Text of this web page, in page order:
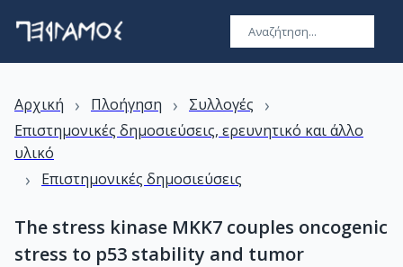
Αρχική › Πλοήγηση › Συλλογές ›
Επιστημονικές δημοσιεύσεις, ερευνητικό και άλλο
υλικό
› Επιστημονικές δημοσιεύσεις
The stress kinase MKK7 couples oncogenic
stress to p53 stability and tumor